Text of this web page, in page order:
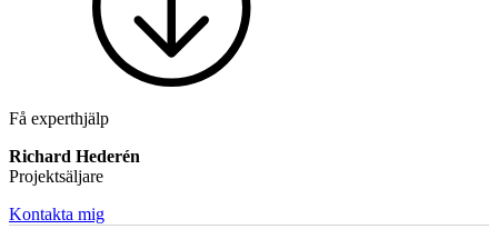
Positionsvisare / Mätklockor
Pulsgivare / EncodersWire-moduler
Motion
Få experthjälp
Richard Hederén
Projektsäljare
Kontakta mig